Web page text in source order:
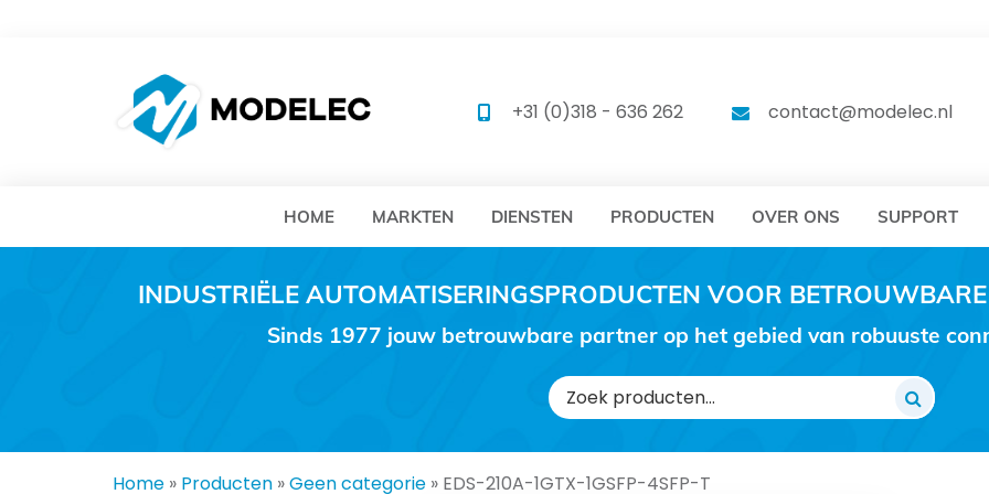
MODELEC MODELEC
+31 (0)318 - 636 262 contact@modelec.nl
HOME MARKTEN DIENSTEN PRODUCTEN OVER ONS SUPPORT
INDUSTRIËLE AUTOMATISERINGSPRODUCTEN VOOR
Sinds 1977 jouw betrouwbare partner op het gebied van robuuste
Zoeken
naar:
Home » Producten »Geen categorie » EDS-210A-1GTX-1GSFP-4SFP-T